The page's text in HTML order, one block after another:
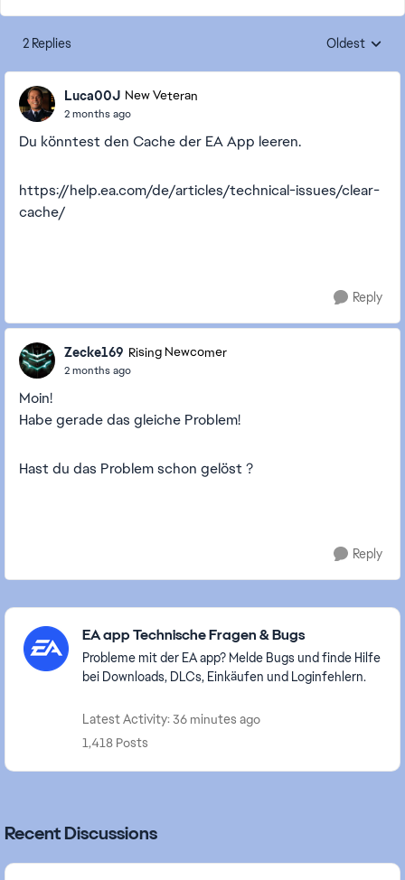
2 Replies Replies
Oldest
Luca00J New Veteran
2 months ago
Du könntest den Cache der EA App leeren.
https://help.ea.com/de/articles/technical-issues/clear-
cache/
Reply
Zecke169 Rising Newcomer
2 months ago
Moin!
Habe gerade das gleiche Problem!
Hast du das Problem schon gelöst ?
Reply
Featured Places
EA app Technische Fragen & Bugs
Probleme mit der EA app? Melde Bugs und finde Hilfe
bei Downloads, DLCs, Einkäufen und Loginfehlern.
Latest Activity: 36 minutes ago
1,418 Posts
Recent Discussions